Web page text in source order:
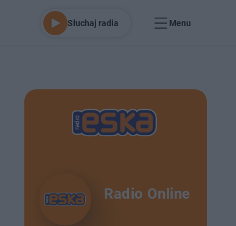
Słuchaj radia Menu
Radio Online